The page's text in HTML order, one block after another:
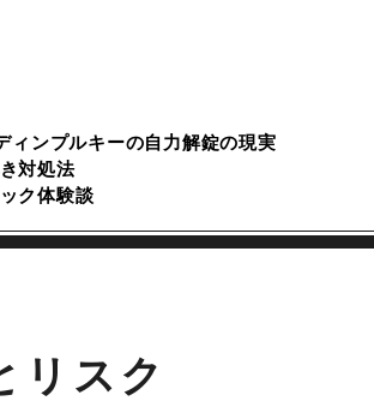
ィンプルキーの自力解錠の現実
対処法
ク体験談
リスク